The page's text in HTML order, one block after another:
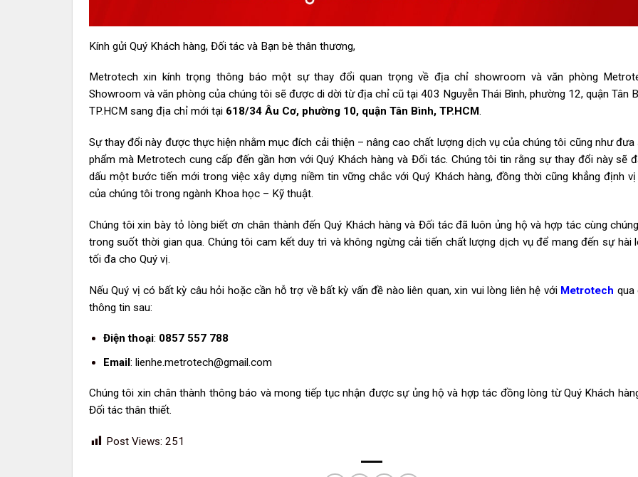
Kính gửi Quý Khách hàng, Đối tác và Bạn bè thân thương,
Metrotech xin kính trọng thông báo một sự thay đổi quan trọng về địa chỉ showroom và văn phòng
Showroom và văn phòng của chúng tôi sẽ được di dời từ địa chỉ cũ tại 403 Nguyễn Thái Bình, phường 12, quận Tân
TP.HCM sang địa chỉ mới tại 618/34 Âu Cơ, phường 10, quận Tân Bình, TP.HCM.
Sự thay đổi này được thực hiện nhằm mục đích cải thiện – nâng cao chất lượng dịch vụ của chúng tôi cũng như đưa
phẩm mà Metrotech cung cấp đến gần hơn với Quý Khách hàng và Đối tác. Chúng tôi tin rằng sự thay đổi này sẽ
dấu một bước tiến mới trong việc xây dựng niềm tin vững chắc với Quý Khách hàng, đồng thời cũng khẳng định
của chúng tôi trong ngành Khoa học – Kỹ thuật.
Chúng tôi xin bày tỏ lòng biết ơn chân thành đến Quý Khách hàng và Đối tác đã luôn ủng hộ và hợp tác cùng
trong suốt thời gian qua. Chúng tôi cam kết duy trì và không ngừng cải tiến chất lượng dịch vụ để mang đến sự hài
tối đa cho Quý vị.
Nếu Quý vị có bất kỳ câu hỏi hoặc cần hỗ trợ về bất kỳ vấn đề nào liên quan, xin vui lòng liên hệ với Metrotech qua
thông tin sau:
Điện thoại: 0857 557 788
Email: lienhe.metrotech@gmail.com
Chúng tôi xin chân thành thông báo và mong tiếp tục nhận được sự ủng hộ và hợp tác đồng lòng từ Quý Khách
Đối tác thân thiết.
Post Views: 251